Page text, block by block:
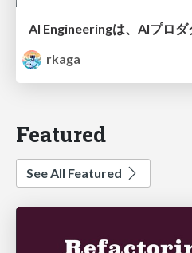
rkaga
Featured
See All Featured